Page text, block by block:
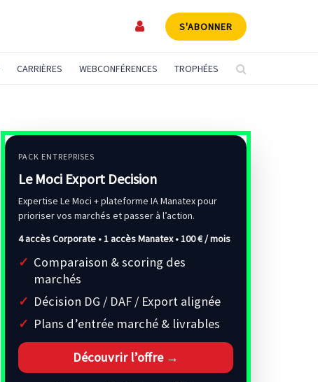
S'ABONNER
CARRIÈRES WEBCONFÉRENCES TROPHÉES
PACK ENTREPRISES
Le Moci Export Decision
Expertise Le Moci + plateforme IA Manatex pour
prioriser vos marchés et passer à l’action.
4 accès Corporate • 1 accès Manatex •100 € / mois
Comparaison & scoring des
marchés
Décision DG / DAF / Export alignée
Plans d’entrée marché & livrables
Découvrir l’offre →